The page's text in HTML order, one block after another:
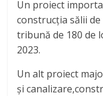
Un proiect
construcția sălii
tribună de 180 de
2023.
Un alt proiect
și